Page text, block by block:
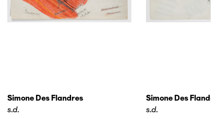
Simone Des Flandres
s.d.
Simone Des
s.d.